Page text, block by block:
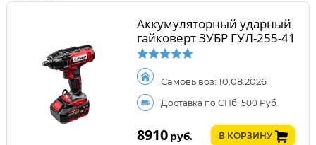
Аккумуляторный ударный
гайковерт ЗУБР ГУЛ-255-41
Самовывоз: 10.08.2026
Доставка по СПб: 500 Руб.
8910 руб. В КОРЗИНУ